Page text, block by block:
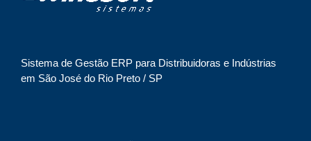
v
e
Sistema de Gestão ERP para Distribuidoras e Indústrias
em São José do Rio Preto / SP